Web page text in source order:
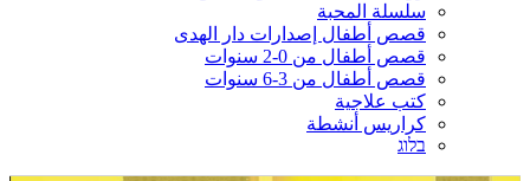
سلسلة المحبة
قصص أطفال إصدارات دار الهدى
قصص أطفال من 0-2 سنوات
قصص أطفال من 3-6 سنوات
كتب علاجية
كراريس أنشطة
בלוג